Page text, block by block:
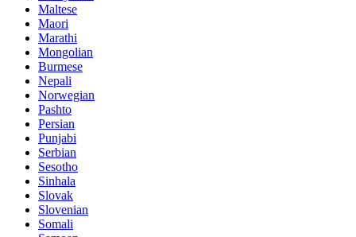
Maltese
Maori
Marathi
Mongolian
Burmese
Nepali
Norwegian
Pashto
Persian
Punjabi
Serbian
Sesotho
Sinhala
Slovak
Slovenian
Somali